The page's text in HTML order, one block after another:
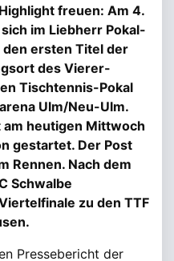
freuen: Am 4.
im Liebherr Pokal-
den ersten Titel der
des Vierer-
Tischtennis-Pokal
Ulm/Neu-Ulm.
heutigen Mittwoch
gestartet. Der Post
Rennen. Nach dem
Schwalbe
zu den TTF
Pressebericht der